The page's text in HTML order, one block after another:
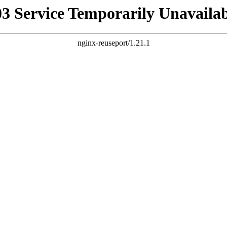
Service Temporarily
nginx-reuseport/1.21.1